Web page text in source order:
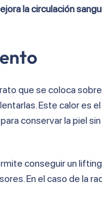
la circulación
que se coloca
Este calor es
conservar la piel
conseguir un
En el caso de la